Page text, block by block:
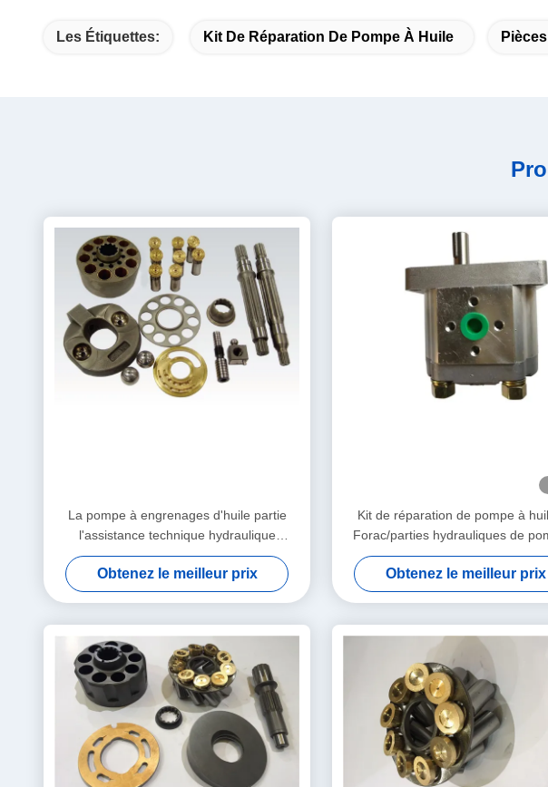
Les Étiquettes: Kit De Réparation De Pompe À Huile
La pompe à engrenages d'huile partie
l'assistance technique hydraulique
PVG100 PVG120 PVG075 d'excavatrice
Obtenez le meilleur prix
Kit de réparation de pompe à
Forac/parties hydrauliques de
engrenages expédition - de 3
ouvrables
Obtenez le meilleur prix